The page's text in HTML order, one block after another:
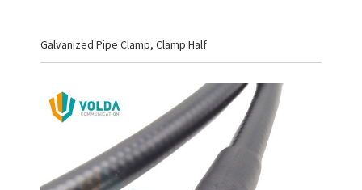
Galvanized Pipe Clamp, Clamp Half